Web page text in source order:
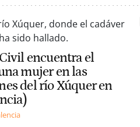
encuentra el
mujer en las
del río Xúquer en